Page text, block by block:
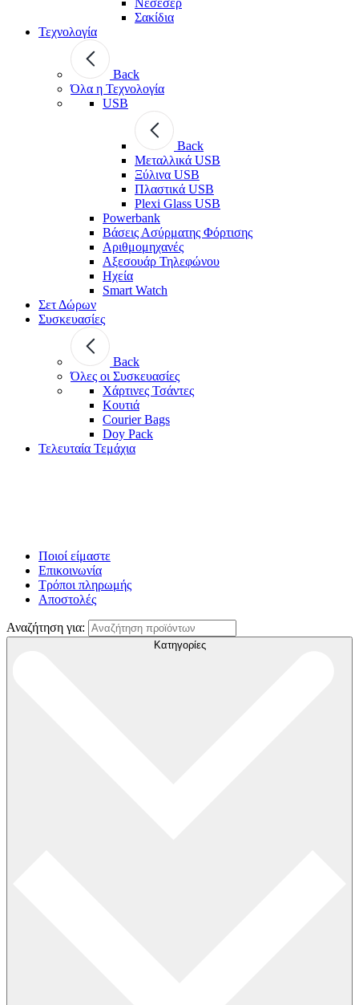
Σακίδια
Τεχνολογία
Back
Όλα η Τεχνολογία
USB
Back
Μεταλλικά USB
Ξύλινα USB
Πλαστικά USB
Plexi Glass USB
Powerbank
Βάσεις Ασύρματης Φόρτισης
Αριθμομηχανές
Αξεσουάρ Τηλεφώνου
Ηχεία
Smart Watch
Σετ Δώρων
Συσκευασίες
Back
Όλες οι Συσκευασίες
Χάρτινες Τσάντες
Κουτιά
Courier Bags
Doy Pack
Τελευταία Τεμάχια
Ποιοί είμαστε
Επικοινωνία
Τρόποι πληρωμής
Αποστολές
Αναζήτηση για:
Κατηγορίες